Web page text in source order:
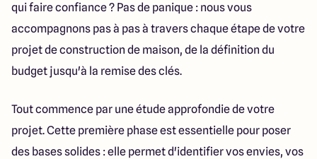
qui faire confiance ? Pas de panique : nous vous
accompagnons pas à pas à travers chaque étape de votre
projet de construction de maison, de la définition du
budget jusqu'à la remise des clés.
Tout commence par une étude approfondie de votre
projet. Cette première phase est essentielle pour poser
des bases solides : elle permet d'identifier vos envies, vos